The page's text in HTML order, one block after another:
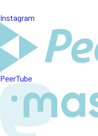
Instagram
PeerTube